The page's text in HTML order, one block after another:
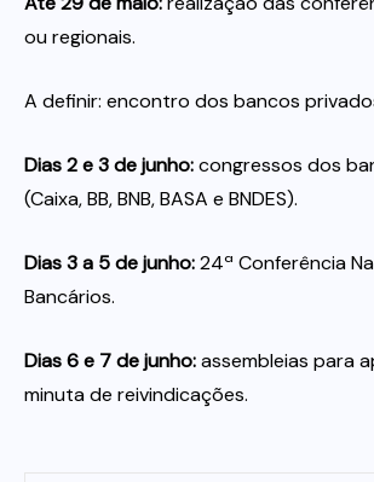
ou regionais.
A definir: encontro dos bancos
Dias 2 e 3 de junho:congressos dos
(Caixa, BB, BNB, BASA e BNDES).
Dias 3 a 5 de junho:24ª Conferência
Bancários.
Dias 6 e 7 de junho:assembleias para
minuta de reivindicações.